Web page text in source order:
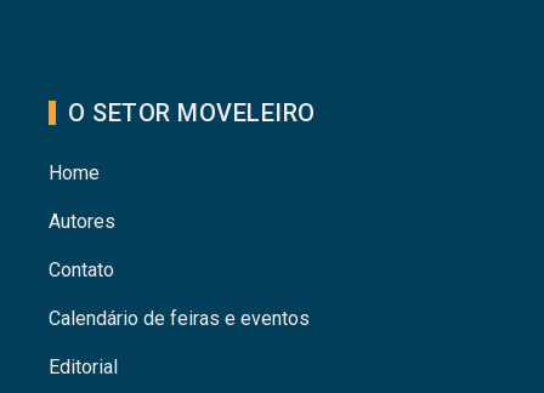
O SETOR MOVELEIRO
Home
Autores
Contato
Calendário de feiras e eventos
Editorial